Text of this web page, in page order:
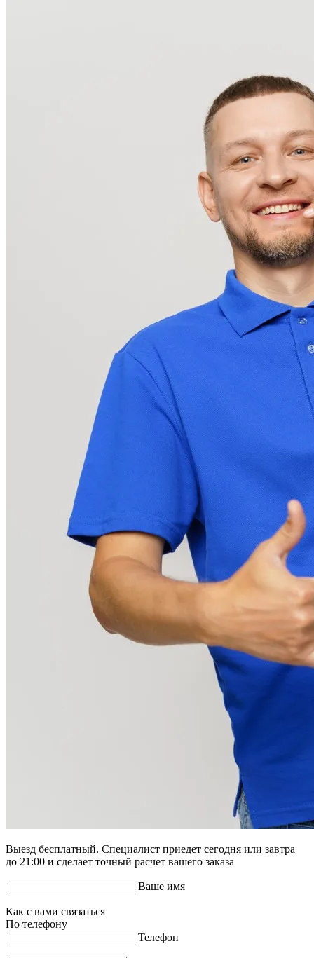
Выезд бесплатный. Специалист приедет сегодня или завтра
до 21:00 и сделает точный расчет вашего заказа
Ваше имя
Как с вами связаться
По телефону
Телефон